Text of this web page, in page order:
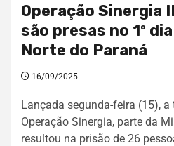
Operação Sinergia
são presas no 1º
Norte do Paraná
16/09/2025
Lançada segunda-feira (15), a
Operação Sinergia, parte da
resultou na prisão de 26